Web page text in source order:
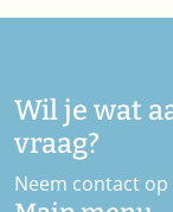
Wil je wat
vraag?
Neem contact op